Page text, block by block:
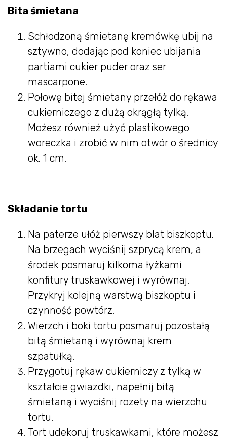
Bita śmietana
Schłodzoną śmietanę kremówkę ubij na
sztywno, dodając pod koniec ubijania
partiami cukier puder oraz ser
mascarpone.
Połowę bitej śmietany przełóż do rękawa
cukierniczego z dużą okrągłą tylką.
Możesz również użyć plastikowego
woreczka i zrobić w nim otwór o średnicy
ok. 1 cm.
Składanie tortu
Na paterze ułóż pierwszy blat biszkoptu.
Na brzegach wyciśnij szprycą krem, a
środek posmaruj kilkoma łyżkami
konfitury truskawkowej i wyrównaj.
Przykryj kolejną warstwą biszkoptu i
czynność powtórz.
Wierzch i boki tortu posmaruj pozostałą
bitą śmietaną i wyrównaj krem
szpatułką.
Przygotuj rękaw cukierniczy z tylką w
kształcie gwiazdki, napełnij bitą
śmietaną i wyciśnij rozety na wierzchu
tortu.
Tort udekoruj truskawkami, które możesz